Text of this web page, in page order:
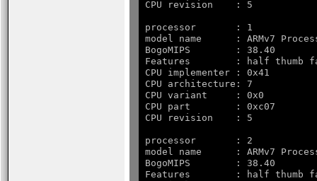
processor       : 1
model name      : ARMv7
BogoMIPS        : 38.40
Features        : half thumb
CPU implementer : 0x41
CPU architecture: 7
CPU variant     : 0x0
CPU part        : 0xc07
processor       : 2
model name      : ARMv7
BogoMIPS        : 38.40
Features        : half thumb